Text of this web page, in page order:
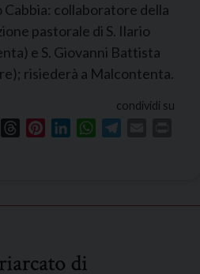
Cabbia: collaboratore della
pastorale di S. Ilario
e S. Giovanni Battista
risiederà a Malcontenta.
condividi su
ThreadsPinterestLinkedInWhatsApp